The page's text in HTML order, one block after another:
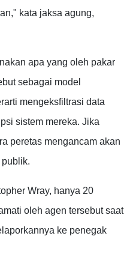
kata jaksa agung,
apa yang oleh pakar
sebagai model
mengeksfiltrasi data
sistem mereka. Jika
peretas mengancam akan
Wray, hanya 20
oleh agen tersebut saat
ke penegak